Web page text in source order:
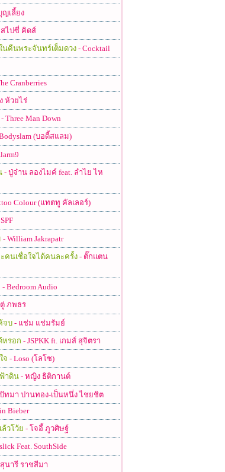
เลี้ยง
สไปซี่ คิดส์
นคืนพระจันทร์เต็มดวง- Cocktail
Cranberries
ห้วยไร่
- Three Man Down
(บอดี้สแลม)
- ปู่จ๋าน ลองไมค์ feat. ลำไย ไห
Colour (แทตทู คัลเลอร์)
- William Jakrapatr
คนเชื่อใจได้คนละครั้ง- ตั๊กแตน
- Bedroom Audio
ภพธร
จบ- แช่ม แช่มรัมย์
หรอก - JSPKK ft. เกมส์ สุจิตรา
จ - Loso (โลโซ)
าดิน- หญิง ธิติกานต์
ทมา ปานทอง-เป็นหนึ่ง ไชยชิต
Bieber
วโว้ย - โจอี้ ภูวศิษฐ์
Feat. SouthSide
นารี ราชสีมา